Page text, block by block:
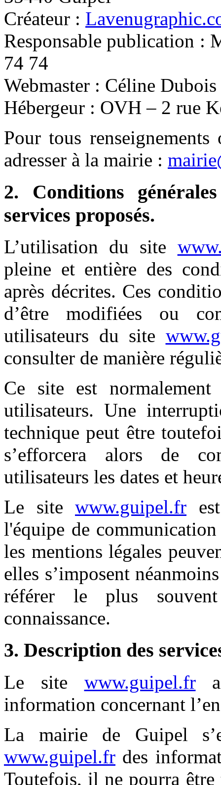
Créateur :
Responsable publication :
74 74
Webmaster : Céline
Hébergeur : OVH – 2 rue
Pour tous
adresser à la mairie :
2. Conditions
services proposés.
L’utilisation du site
pleine et entière des
après décrites. Ces
d’être modifiées ou
utilisateurs du site
consulter de manière
Ce site est
utilisateurs. Une
technique peut être
s’efforcera alors de
utilisateurs les dates et
Le site www.guipel.fr
l'équipe de
les mentions légales
elles s’imposent
référer le plus
connaissance.
3. Description des
Le site www.guipel.fra
information concernant
La mairie de Guipel
www.guipel.fr des
Toutefois, il ne pourra être